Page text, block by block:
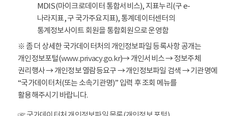
MDIS(마이크로데이터 통합서비스), 지표누리(구 e-
나라지표, 구 국가주요지표), 통계데이터센터의
통계정보사이트 회원을 통합회원으로 운영함
※ 좀 더 상세한 국가데이터처의 개인정보파일 등록사항 공개는
개인정보포털(www.privacy.go.kr)→ 개인서비스 → 정보주체
권리행사 → 개인정보 열람등요구 → 개인정보파일 검색 → 기관명에
“국가데이터처(또는 소속기관명)” 입력 후 조회 메뉴를
활용해주시기 바랍니다.